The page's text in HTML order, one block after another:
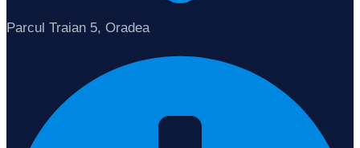
Parcul Traian 5, Oradea